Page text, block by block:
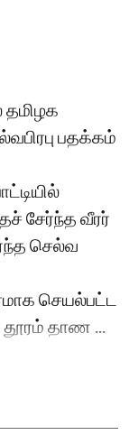
பதக்கம்
சேர்ந்த வீரர்
செல்வ
செயல்பட்ட
தூரம் தாண ...